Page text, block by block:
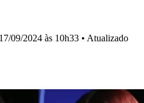
17/09/2024 às 10h33 • Atualizado